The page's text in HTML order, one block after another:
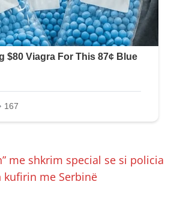
me shkrim special se si policia
kufirin me Serbinë